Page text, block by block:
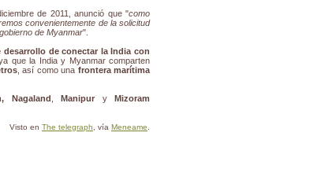
de 2011, anunció que "como
convenientemente de la solicitud
de Myanmar".
desarrollo de conectar la India con
que la India y Myanmar comparten
, así como una frontera marítima
Nagaland ,Manipur yMizoram
Visto en The telegraph , vía Meneame